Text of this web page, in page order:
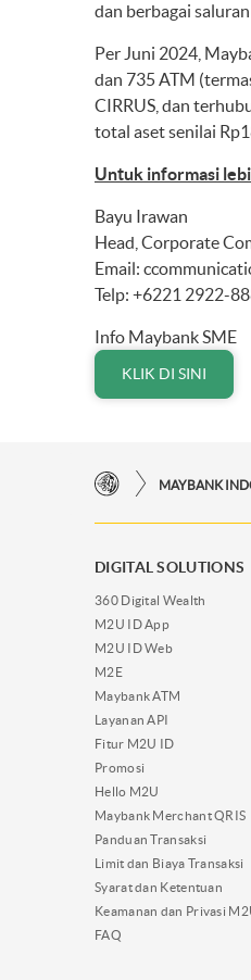
dan berbagai
Per Juni 2024,
dan 735 ATM
CIRRUS, dan
total aset senilai
Untuk informasi
Bayu Irawan
Head, Corporate
Email:
Telp: +6221 2922-
Info Maybank SME
KLIK DI SINI
DIGITAL SOLUTIONS
360 Digital Wealth
M2U ID App
M2U ID Web
M2E
Maybank ATM
Layanan API
Fitur M2U ID
Promosi
Hello M2U
Maybank Merchant QRIS
Panduan Transaksi
Limit dan Biaya Transaksi
Syarat dan Ketentuan
Keamanan dan Privasi
FAQ